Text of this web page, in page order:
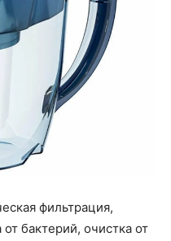
фильтрация,
бактерий, очистка от